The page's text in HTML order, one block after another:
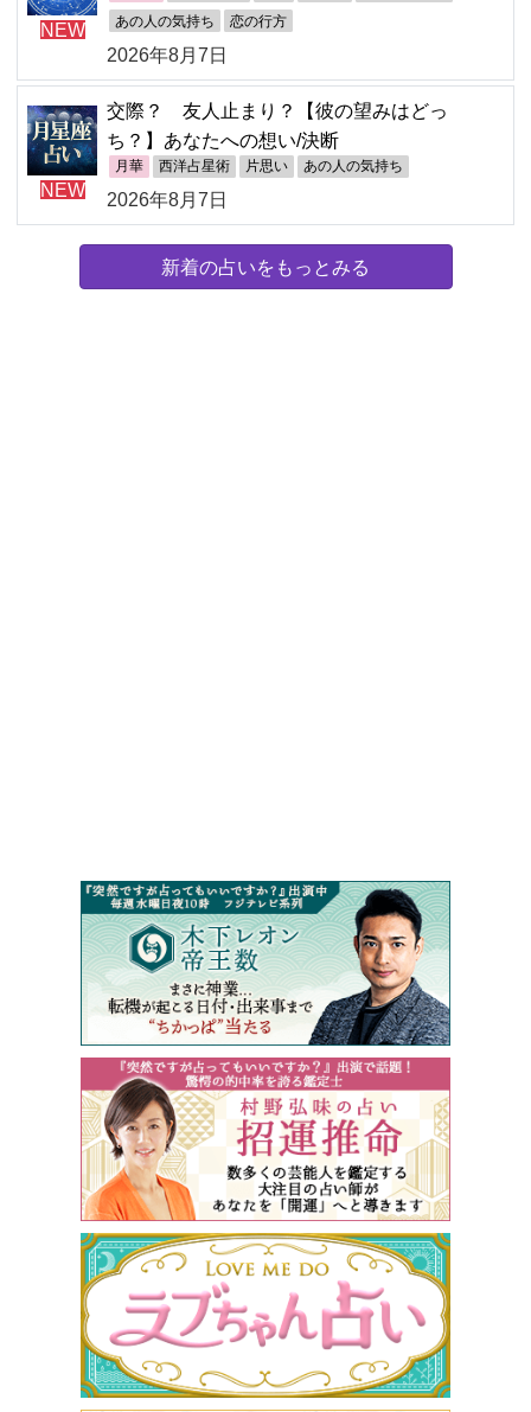
NEW あの人の気持ち 恋の行方
2026年8月7日
NEW
交際？ 友人止まり？【彼の望みはどっ
ち？】あなたへの想い/決断
月華 西洋占星術 片思い あの人の気持ち
2026年8月7日
新着の占いをもっとみる